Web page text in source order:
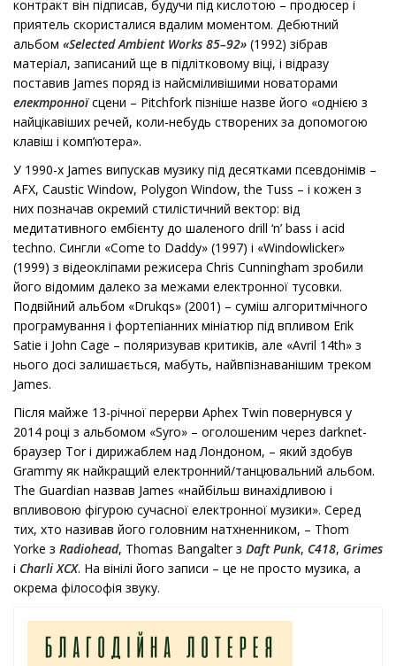
контракт він підписав, будучи під кислотою – продюсер і
приятель скористалися вдалим моментом. Дебютний
альбом «Selected Ambient Works 85–92» (1992) зібрав
матеріал, записаний ще в підлітковому віці, і відразу
поставив James поряд із найсміливішими новаторами
електронноїсцени – Pitchfork пізніше назве його «однією з
найцікавіших речей, коли-небудь створених за допомогою
клавіш і комп’ютера».
У 1990-х James випускав музику під десятками псевдонімів –
AFX, Caustic Window, Polygon Window, the Tuss – і кожен з
них позначав окремий стилістичний вектор: від
медитативного ембієнту до шаленого drill ‘n’ bass і acid
techno. Сингли «Come to Daddy» (1997) і «Windowlicker»
(1999) з відеокліпами режисера Chris Cunningham зробили
його відомим далеко за межами електронної тусовки.
Подвійний альбом «Drukqs» (2001) – суміш алгоритмічного
програмування і фортепіанних мініатюр під впливом Erik
Satie і John Cage – поляризував критиків, але «Avril 14th» з
нього досі залишається, мабуть, найвпізнаванішим треком
James.
Після майже 13-річної перерви Aphex Twin повернувся у
2014 році з альбомом «Syro» – оголошеним через darknet-
браузер Tor і дирижаблем над Лондоном, – який здобув
Grammy як найкращий електронний/танцювальний альбом.
The Guardian назвав James «найбільш винахідливою і
впливовою фігурою сучасної електронної музики». Серед
тих, хто називав його головним натхненником, – Thom
Yorke з Radiohead, Thomas Bangalter з Daft Punk, C418, Grimes
і Charli XCX. На вінілі його записи – це не просто музика, а
окрема філософія звуку.